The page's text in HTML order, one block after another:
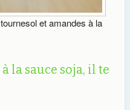
et amandes à la
la sauce soja, il te